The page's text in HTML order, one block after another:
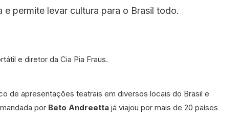
permite levar cultura para o Brasil todo.
de apresentações teatrais em diversos locais do Brasil e
por Beto Andreetta já viajou por mais de 20 países